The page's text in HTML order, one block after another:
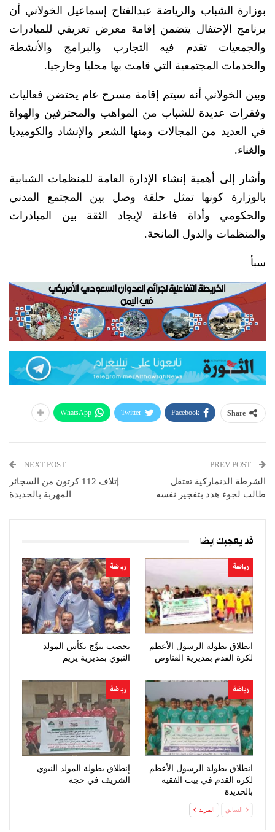
بوزارة الشباب والرياضة عبدالفتاح إسماعيل الخولاني أن
برنامج الإحتفال يتضمن إقامة معرض تعريفي للمبادرات
والجمعيات تقدم فيه التجارب والبرامج والأنشطة
والخدمات المجتمعية التي قامت بها محليا وخارجيا.
وبين الخولاني أنه سيتم إقامة مسرح عام يحتضن فعاليات
وفقرات عديدة للشباب من المواهب والمحترفين والهواة
في العديد من المجالات ومنها الشعر والإنشاد والكوميديا
والغناء.
وأشار إلى أهمية إنشاء الإدارة العامة للمنظمات الشبابية
بالوزارة كونها تمثل حلقة وصل بين المجتمع المدني
والحكومي وأداة فاعلة لإيجاد الثقة بين المبادرات
والمنظمات والدول المانحة.
سبأ
Share
Facebook
Twitter
WhatsApp
الشرطة الدنماركية تعتقل
طالب لجوء هدد بتفجير نفسه
NEXT POST
إتلاف 112 كرتون من السجائر
المهربة بالحديدة
قد يعجبك ايضا
رياضة
انطلاق بطولة الرسول الأعظم
لكرة القدم بمديرية القناوص
رياضة
يحصب يتوَّج بكأس المولد
النبوي بمديرية يريم
رياضة
انطلاق بطولة الرسول الأعظم
لكرة القدم في بيت الفقيه
بالحديدة
رياضة
إنطلاق بطولة المولد النبوي
الشريف في حجة
السابق المزيد